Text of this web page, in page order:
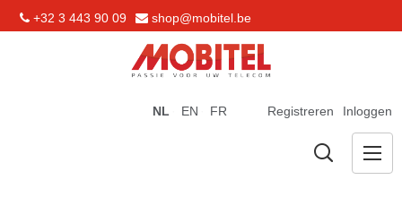
+32 3 443 90 09 shop@mobitel.be
Registreren Inloggen
NL EN FR